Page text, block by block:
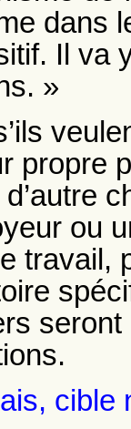
dans
Il va
»
propre
ou
travail,
cible